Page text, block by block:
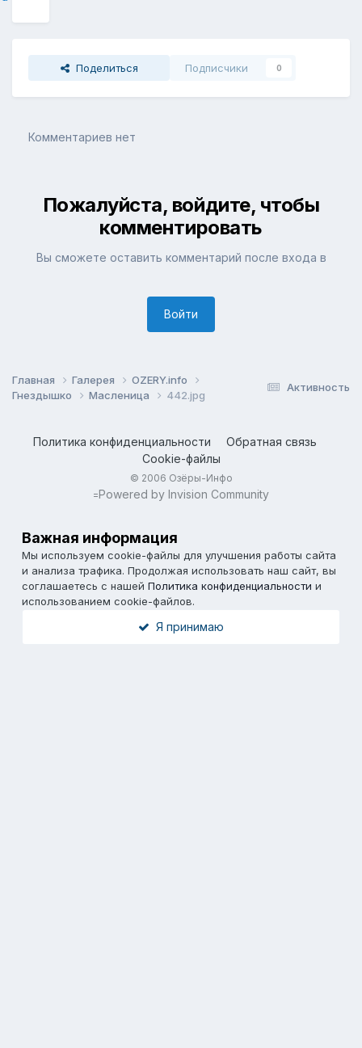
Поделиться Подписчики 0
Комментариев нет
Пожалуйста, войдите, чтобы
комментировать
Вы сможете оставить комментарий после входа в
Войти
Активность
Главная Галерея
OZERY.info
Гнездышко
Масленица 442.jpg
Политика конфиденциальности
Обратная связь
Cookie-файлы
© 2006 Озёры-Инфо
=Powered by Invision Community
Важная информация
Мы используем cookie-файлы для улучшения работы сайта
и анализа трафика. Продолжая использовать наш сайт, вы
соглашаетесь с нашей Политика конфиденциальности и
использованием cookie-файлов.
Я принимаю